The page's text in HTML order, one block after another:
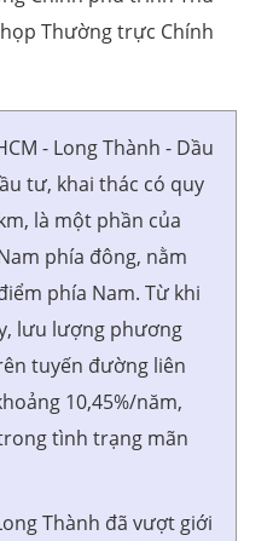
Thường trực Chính
- Long Thành - Dầu
tư, khai thác có quy
là một phần của
phía đông, nằm
phía Nam. Từ khi
lưu lượng phương
tuyến đường liên
10,45%/năm,
tình trạng mãn
Thành đã vượt giới